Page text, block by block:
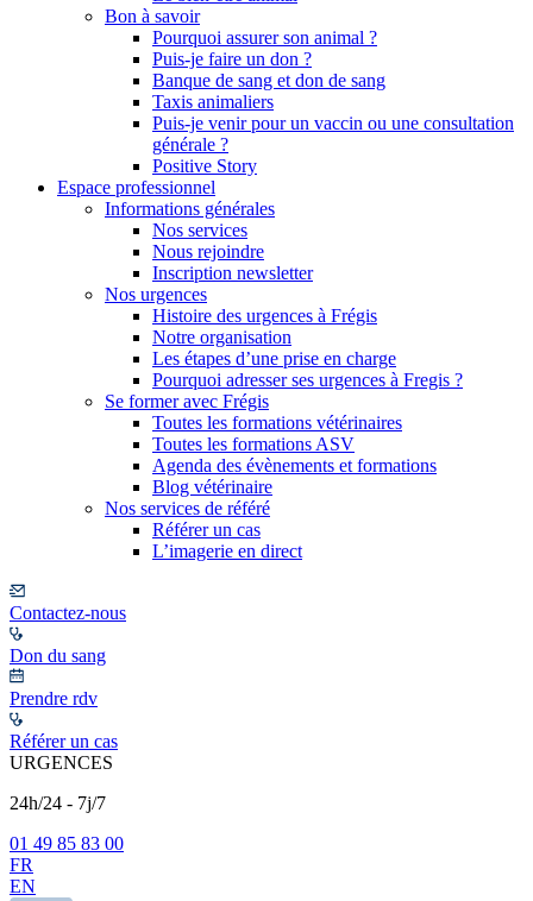
Bon à savoir
Pourquoi assurer son animal ?
Puis-je faire un don ?
Banque de sang et don de sang
Taxis animaliers
Puis-je venir pour un vaccin ou une consultation
générale ?
Positive Story
Espace professionnel
Informations générales
Nos services
Nous rejoindre
Inscription newsletter
Nos urgences
Histoire des urgences à Frégis
Notre organisation
Les étapes d’une prise en charge
Pourquoi adresser ses urgences à Fregis ?
Se former avec Frégis
Toutes les formations vétérinaires
Toutes les formations ASV
Agenda des évènements et formations
Blog vétérinaire
Nos services de référé
Référer un cas
L’imagerie en direct
Contactez-nous
Don du sang
Prendre rdv
Référer un cas
URGENCES
24h/24 - 7j/7
01 49 85 83 00
FR
EN